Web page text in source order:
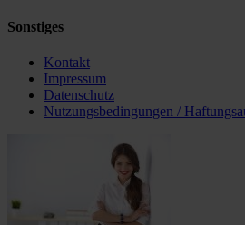
Sonstiges
Kontakt
Impressum
Datenschutz
Nutzungsbedingungen /